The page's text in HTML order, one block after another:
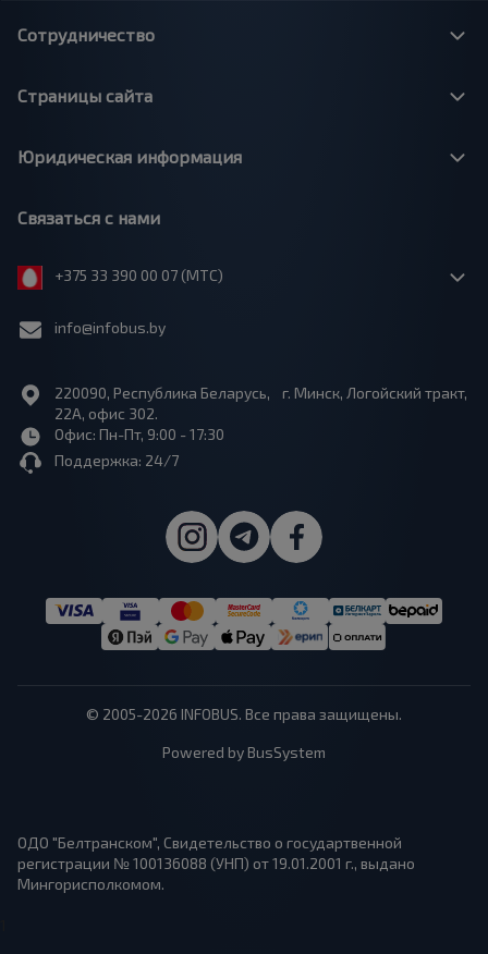
Сотрудничество
Страницы сайта
Юридическая информация
Связаться с нами
+375 33 390 00 07 (МТС)
info@infobus.by
220090, Республика Беларусь, г. Минск, Логойский тракт,
22А, офис 302.
Офис: Пн-Пт, 9:00 - 17:30
Поддержка: 24/7
© 2005-2026 INFOBUS. Все права защищены.
Powered by BusSystem
ОДО "Белтранском", Свидетельство о государтвенной
регистрации № 100136088 (УНП) от 19.01.2001 г., выдано
Мингорисполкомом.